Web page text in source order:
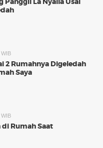
WIB
2 Rumahnya Digeledah
Saya
WIB
di Rumah Saat